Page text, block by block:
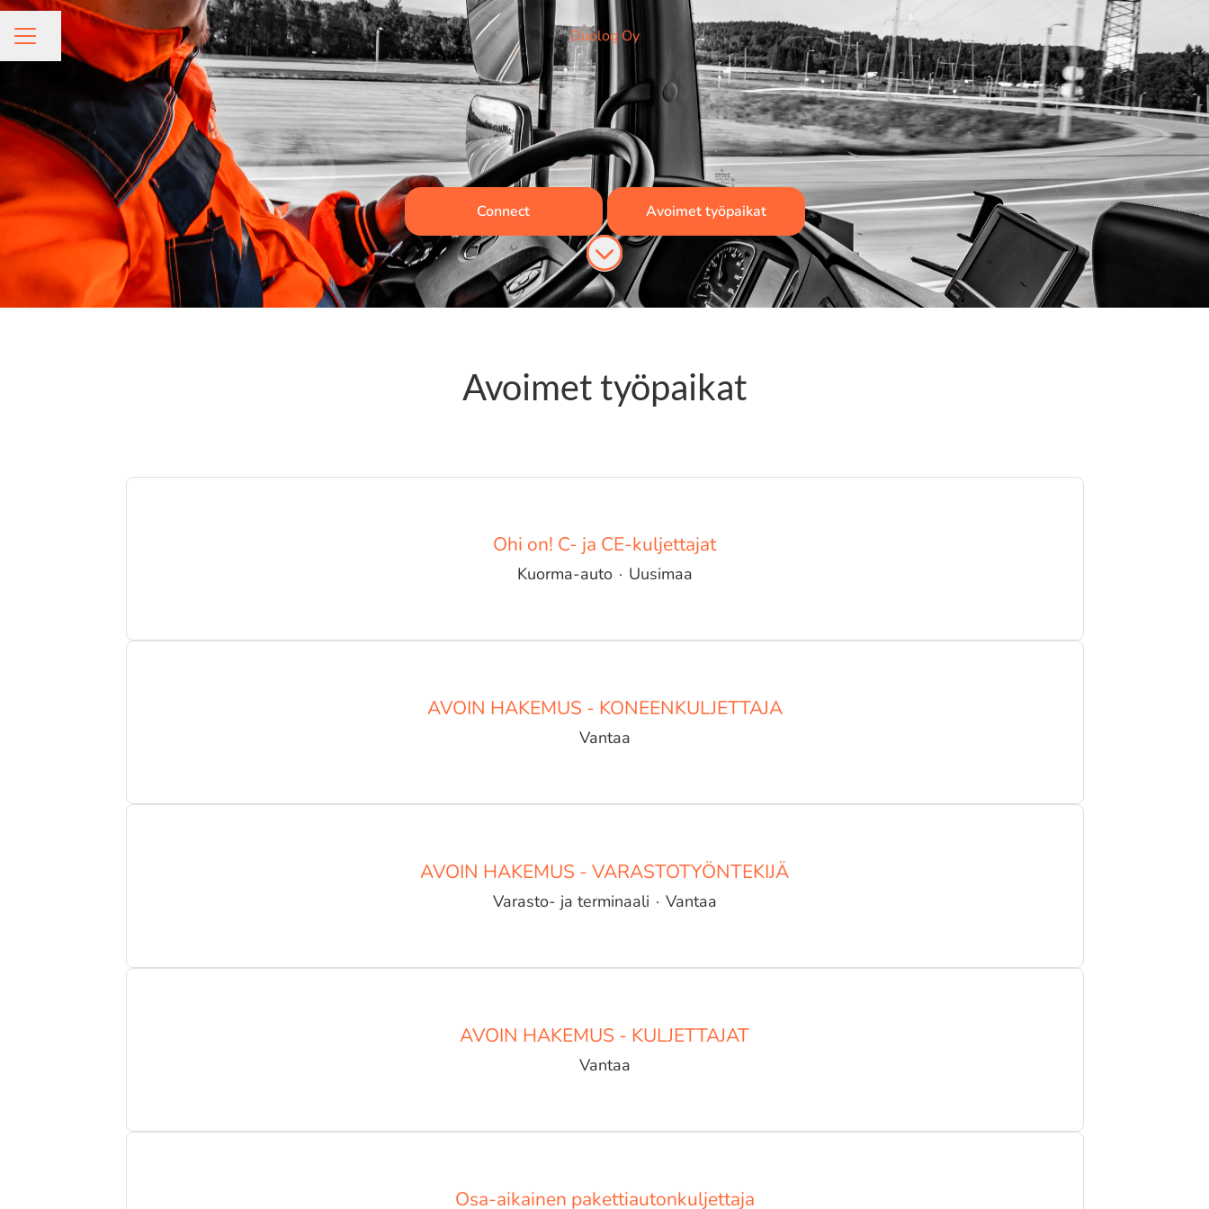
URAVALIKKO Duolog Oy
Jaa sivu
Connect
Avoimet työpaikat
Siirry sisältöön
Avoimet työpaikat
Ohi on! C- ja CE-kuljettajat
Kuorma-auto · Uusimaa
AVOIN HAKEMUS - KONEENKULJETTAJA
Vantaa
AVOIN HAKEMUS - VARASTOTYÖNTEKIJÄ
Varasto- ja terminaali · Vantaa
AVOIN HAKEMUS - KULJETTAJAT
Vantaa
Osa-aikainen pakettiautonkuljettaja